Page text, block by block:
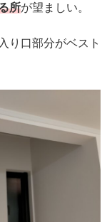
所が望ましい。
り口部分がベスト